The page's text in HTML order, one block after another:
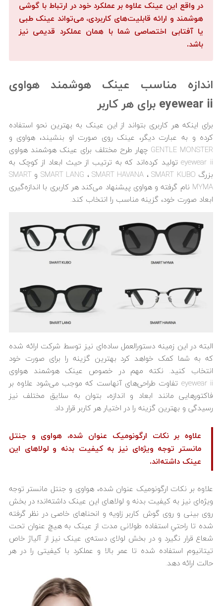
در واقع این عینک علاوه بر عملکرد خود در ارتباط با گوشی
هوشمند و ارائه قابلیت‌های کاربردی، می‌تواند عینک طبی
یا آفتابی اختصاصی شما با همان عملکرد قدیمی نیز
باشد.
اندازه مناسب عینک هوشمند هواوی
eyewear ii برای هر کاربر
برای اینکه هر کاربری بتواند از این عینک به بهترین نحو استفاده
کرده و به عبارت دیگر، عینک روی صورت او بنشیند، هواوی و
GENTLE MONSTER چهار طرح مختلف برای عینک هوشمند هواوی
eyewear ii تولید کرده‌اند که به ترتیب از حیث ابعاد از کوچک به
بزرگ SMART LANG ، SMART HAVANA ، SMART KUBO و SMART
MYMA نام گرفته و هواوی پیشنهاد می‌کند هر کاربری با اندازه‌گیری
ابعاد صورت خود، گزینه مناسب را انتخاب کند.
البته در این زمینه دستورالعمل ساده‌ای نیز توسط شرکت ارائه شده
که به شما کمک خواهد کرد بهترین گزینه را برای صورت خود
انتخاب کنید. نکته مهم در خصوص عینک هوشمند هواوی
eyewear ii تفاوت طراحی‌های آنهاست که موجب می‌شود علاوه بر
فاکتورهایی مانند ابعاد و اندازه، بتوان به سلایق مختلف نیز
رسیدگی و بهترین گزینه را در اختیار هر کاربر قرار داد.
علاوه بر نکات ارگونومیک عنوان شده، هواوی و جنتل
مانستر توجه ویژه‌ای نیز به کیفیت بدنه و لولاهای این
عینک داشته‌اند.
علاوه بر نکات ارگونومیک عنوان شده، هواوی و جنتل مانستر توجه
ویژه‌ای نیز به کیفیت بدنه و لولاهای این عینک داشته‌اند؛ در بخش
روی بینی و روی گوش کاربر زاویه و انحناهای خاصی در نظر گرفته
شده تا راحتیِ استفاده طولانی مدت از عینک به هیچ عنوان تحت
شعاع قرار نگیرد و در بخش لولای دسته‌ی عینک نیز از آلیاژ خاص
تیتانیوم استفاده شده تا عمر بالا و عملکرد با کیفیتی را در هر
حالت ارائه دهد.